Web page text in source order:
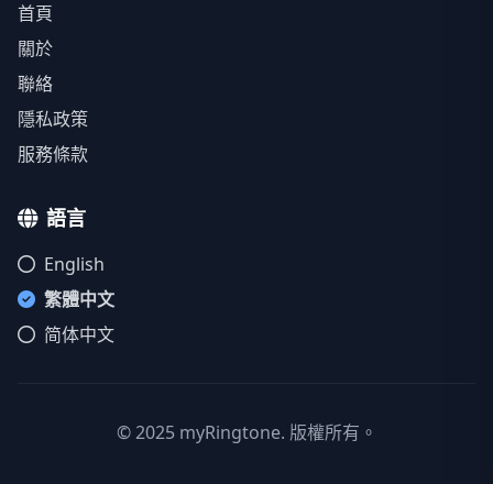
首頁
關於
聯絡
隱私政策
服務條款
語言
English
繁體中文
简体中文
© 2025 myRingtone. 版權所有。